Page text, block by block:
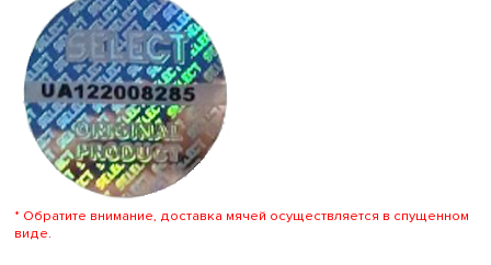
* Обратите внимание, доставка мячей осуществляется в спущенном
виде.